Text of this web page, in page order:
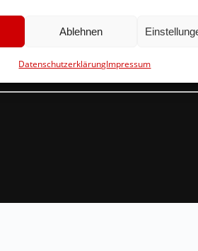
Ablehnen
DatenschutzerklärungImpressum